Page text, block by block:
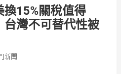
15%關稅值得
灣不可替代性被
新聞